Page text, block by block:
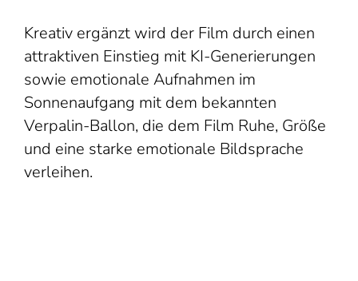
Kreativ ergänzt wird der Film durch einen
attraktiven Einstieg mit KI-Generierungen
sowie emotionale Aufnahmen im
Sonnenaufgang mit dem bekannten
Verpalin-Ballon, die dem Film Ruhe, Größe
und eine starke emotionale Bildsprache
verleihen.